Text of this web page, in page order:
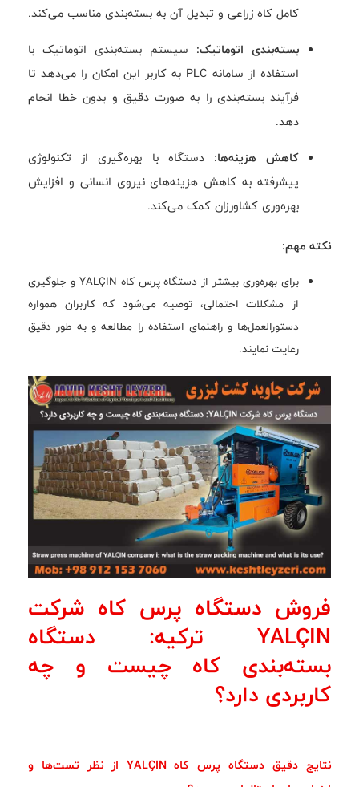
کامل کاه زراعی و تبدیل آن به بسته‌بندی مناسب می‌کند.
بسته‌بندی اتوماتیک: سیستم بسته‌بندی اتوماتیک با
استفاده از سامانه PLC به کاربر این امکان را می‌دهد تا
فرآیند بسته‌بندی را به صورت دقیق و بدون خطا انجام
دهد.
کاهش هزینه‌ها: دستگاه با بهره‌گیری از تکنولوژی
پیشرفته به کاهش هزینه‌های نیروی انسانی و افزایش
بهره‌وری کشاورزان کمک می‌کند.
نکته مهم:
برای بهره‌وری بیشتر از دستگاه پرس کاه YALÇIN و جلوگیری
از مشکلات احتمالی، توصیه می‌شود که کاربران همواره
دستورالعمل‌ها و راهنمای استفاده را مطالعه و به طور دقیق
رعایت نمایند.
فروش دستگاه پرس کاه شرکت
YALÇIN ترکیه: دستگاه
بسته‌بندی کاه چیست و چه
کاربردی دارد؟
نتایج دقیق دستگاه پرس کاه YALÇIN از نظر تست‌ها و